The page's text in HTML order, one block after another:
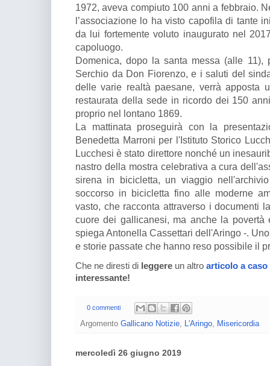
1972, aveva compiuto 100 anni a febbraio.
l’associazione lo ha visto capofila di tante
da lui fortemente voluto inaugurato nel
capoluogo.
Domenica, dopo la santa messa (alle 11),
Serchio da Don Fiorenzo, e i saluti del
delle varie realtà paesane, verrà apposta
restaurata della sede in ricordo dei 150
proprio nel lontano 1869.
La mattinata proseguirà con la
Benedetta Marroni per l'Istituto Storico
Lucchesi è stato direttore nonché un
nastro della mostra celebrativa a cura
sirena in bicicletta, un viaggio
soccorso in bicicletta fino alle moderne
vasto, che racconta attraverso i documenti
cuore dei gallicanesi, ma anche la
spiega Antonella Cassettari dell'Aringo -.
e storie passate che hanno reso possibile il
Che ne diresti di leggere un altro articolo a caso
interessante!
0 commenti
Argomento Gallicano Notizie, L'Aringo, Misericordia
mercoledì 26 giugno 2019